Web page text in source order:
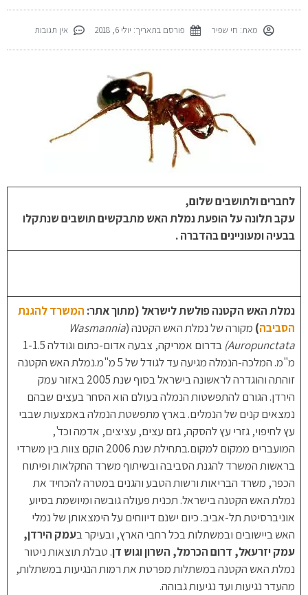
מאת: חי שפיר פורסם בתאריך: יולי 6, 2018 אין תגובות
לחברים ולתושבים שלום,
עקב תלונה על הופעת נמלת האש מתבקשים תושבים שנתקלו
בבעיה ומעוניינים בהדברה .
נמלת האש הקטנה פולשת לישראל (מתוך אתר: המשרד להגנת
הסביבה) מקורה של נמלת האש הקטנה (Wasmannia
Auropunctata)
בדרום אמריקה, צבעה אדום-כתום וגודלה 1-1.5
מ"מ. המלכה-הנמלה מגיעה עד לגודל של 5 מ"מ.נמלת האש הקטנה
זוהתה והוגדרה לראשונה בישראל בסוף שנת 2005 באזור עמק
הירדן. הגורם להתפשטות הנמלה בעולם הוא הסחר בעצים שבהם
נמצאים קנים של הנמלים. בארץ מתפשטת הנמלה באמצעות שבבי
עץ לחיפוי, גזרי עץ להסקה, גזם עצים, עציצים, אדמה וכד',
המועברים ממקום למקום.בתחילת שנת 2006 הוקם צוות בין משרדי
בראשות המשרד להגנת הסביבה ובשיתוף משרד החקלאות ופיתוח
הכפר, משרד הבריאות ורשות הטבע והגנים במטרה להכחיד את
נמלת האש הקטנה בישראל. תכנית פעולה גובשה ומיושמת בסיוע
אוניברסיטת תל-אביב. כיום ישנם דיווחים על הימצאותן של נמלי
האש ביישובים ובמשתלות בכל רחבי הארץ, ובעיקר בעמק הירדן,
עמק יזרעאל, דרום הכרמל, השרון וגוש דן. טבלת תוצאות ניטור
נמלת האש הקטנה במשתלות מפרטת את רמות הנגיעות במשתלות,
מהעדר נגיעות ועד נגיעות גבוהה.